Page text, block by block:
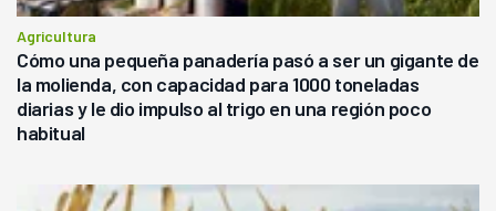
Agricultura
Cómo una pequeña panadería pasó a ser un gigante de
la molienda, con capacidad para 1000 toneladas
diarias y le dio impulso al trigo en una región poco
habitual